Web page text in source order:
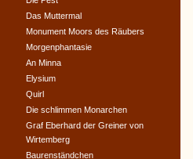
Das Muttermal
Monument Moors des Räubers
Morgenphantasie
An Minna
Elysium
Quirl
Die schlimmen Monarchen
Graf Eberhard der Greiner von
Wirtemberg
Baurenständchen